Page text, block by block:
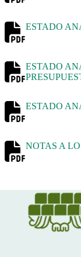
ESTADO
ESTADO
ESTADO
NOTAS A